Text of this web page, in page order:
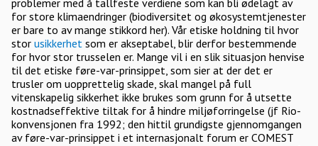
problemer med å tallfeste verdiene som kan bli ødelagt av
for store klimaendringer (biodiversitet og økosystemtjenester
er bare to av mange stikkord her). Vår etiske holdning til hvor
stor usikkerhet som er akseptabel, blir derfor bestemmende
for hvor stor trusselen er. Mange vil i en slik situasjon henvise
til det etiske føre-var-prinsippet, som sier at der det er
trusler om uopprettelig skade, skal mangel på full
vitenskapelig sikkerhet ikke brukes som grunn for å utsette
kostnadseffektive tiltak for å hindre miljøforringelse (jf Rio-
konvensjonen fra 1992; den hittil grundigste gjennomgangen
av føre-var-prinsippet i et internasjonalt forum er COMEST